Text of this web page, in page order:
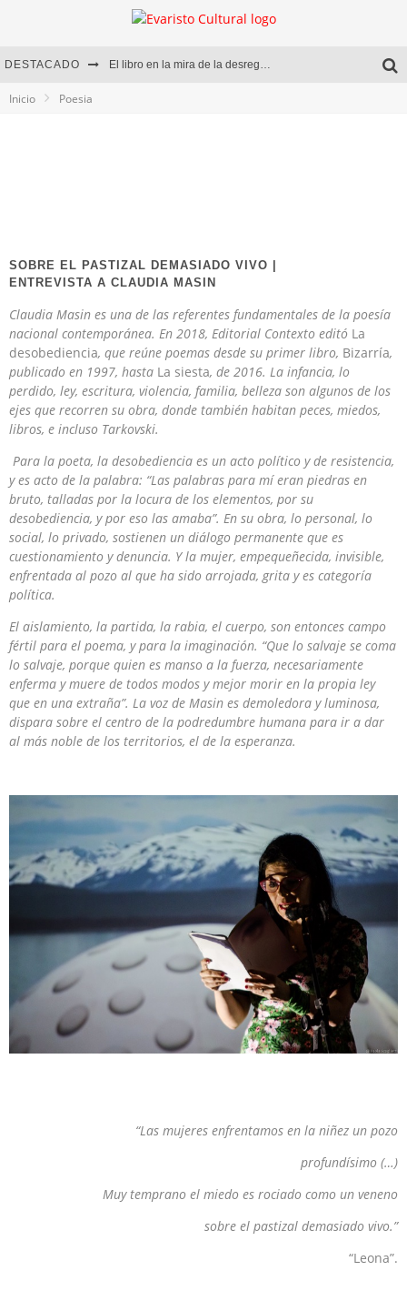
DESTACADO El libro en la mira de la desregulación
Inicio Poesia
SOBRE EL PASTIZAL DEMASIADO VIVO |
ENTREVISTA A CLAUDIA MASIN
Claudia Masin es una de las referentes fundamentales de la poesía
nacional contemporánea. En 2018, Editorial Contexto editó La
desobediencia, que reúne poemas desde su primer libro, Bizarría,
publicado en 1997, hasta La siesta, de 2016. La infancia, lo
perdido, ley, escritura, violencia, familia, belleza son algunos de los
ejes que recorren su obra, donde también habitan peces, miedos,
libros, e incluso Tarkovski.
Para la poeta, la desobediencia es un acto político y de resistencia,
y es acto de la palabra: “Las palabras para mí eran piedras en
bruto, talladas por la locura de los elementos, por su
desobediencia, y por eso las amaba”. En su obra, lo personal, lo
social, lo privado, sostienen un diálogo permanente que es
cuestionamiento y denuncia. Y la mujer, empequeñecida, invisible,
enfrentada al pozo al que ha sido arrojada, grita y es categoría
política.
El aislamiento, la partida, la rabia, el cuerpo, son entonces campo
fértil para el poema, y para la imaginación. “Que lo salvaje se coma
lo salvaje, porque quien es manso a la fuerza, necesariamente
enferma y muere de todos modos y mejor morir en la propia ley
que en una extraña”. La voz de Masin es demoledora y luminosa,
dispara sobre el centro de la podredumbre humana para ir a dar
al más noble de los territorios, el de la esperanza.
“Las mujeres enfrentamos en la niñez un pozo
profundísimo (…)
Muy temprano el miedo es rociado como un veneno
sobre el pastizal demasiado vivo.”
“Leona”.